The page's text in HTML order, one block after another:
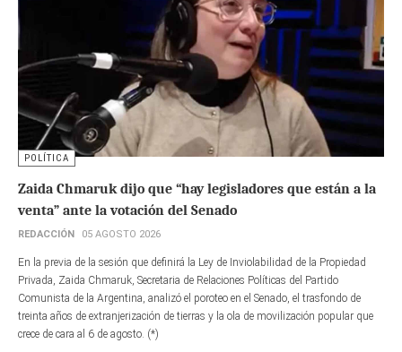
POLÍTICA
Zaida Chmaruk dijo que “hay legisladores que están a la
venta” ante la votación del Senado
REDACCIÓN 05 AGOSTO 2026
En la previa de la sesión que definirá la Ley de Inviolabilidad de la Propiedad
Privada, Zaida Chmaruk, Secretaria de Relaciones Políticas del Partido
Comunista de la Argentina, analizó el poroteo en el Senado, el trasfondo de
treinta años de extranjerización de tierras y la ola de movilización popular que
crece de cara al 6 de agosto. (*)